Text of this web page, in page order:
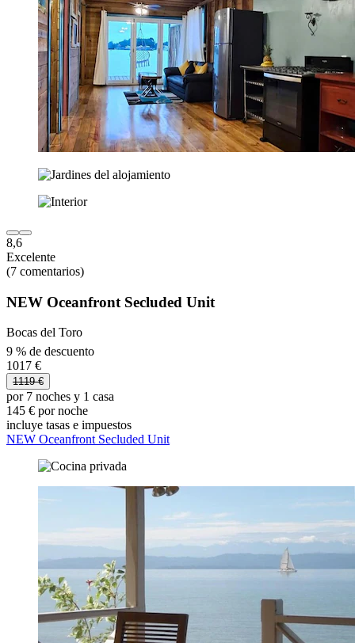
8,6
Excelente
(7 comentarios)
NEW Oceanfront Secluded Unit
Bocas del Toro
9 % de descuento
1017 €
1119 €
por 7 noches y 1 casa
145 € por noche
incluye tasas e impuestos
NEW Oceanfront Secluded Unit